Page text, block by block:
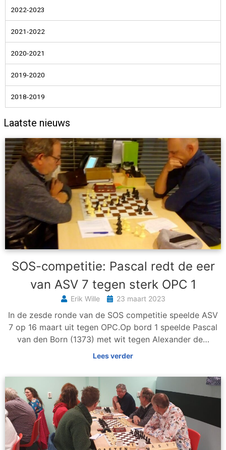
2022-2023
2021-2022
2020-2021
2019-2020
2018-2019
Laatste nieuws
SOS-competitie: Pascal redt de eer
van ASV 7 tegen sterk OPC 1
Erik Wille 23 maart 2023
In de zesde ronde van de SOS competitie speelde ASV
7 op 16 maart uit tegen OPC.Op bord 1 speelde Pascal
van den Born (1373) met wit tegen Alexander de…
Lees verder